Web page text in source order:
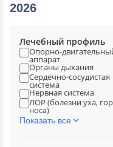
2026
Лечебный профиль
Опорно-
аппарат
Органы дыхания
Сердечно-сосудистая
система
Нервная система
ЛОР (болезни уха,
носа)
Показать все